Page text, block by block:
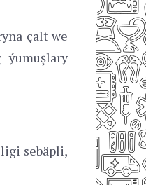
çalt we
ýumuşlary
sebäpli,